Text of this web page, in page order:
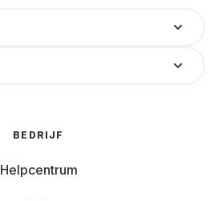
BEDRIJF
Helpcentrum